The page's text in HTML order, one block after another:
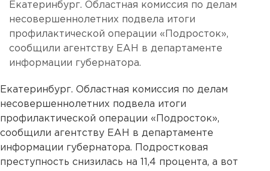
Екатеринбург. Областная комиссия по делам
несовершеннолетних подвела итоги
профилактической операции «Подросток»,
сообщили агентству ЕАН в департаменте
информации губернатора.
Екатеринбург. Областная комиссия по делам
несовершеннолетних подвела итоги
профилактической операции «Подросток»,
сообщили агентству ЕАН в департаменте
информации губернатора. Подростковая
преступность снизилась на 11,4 процента, а вот